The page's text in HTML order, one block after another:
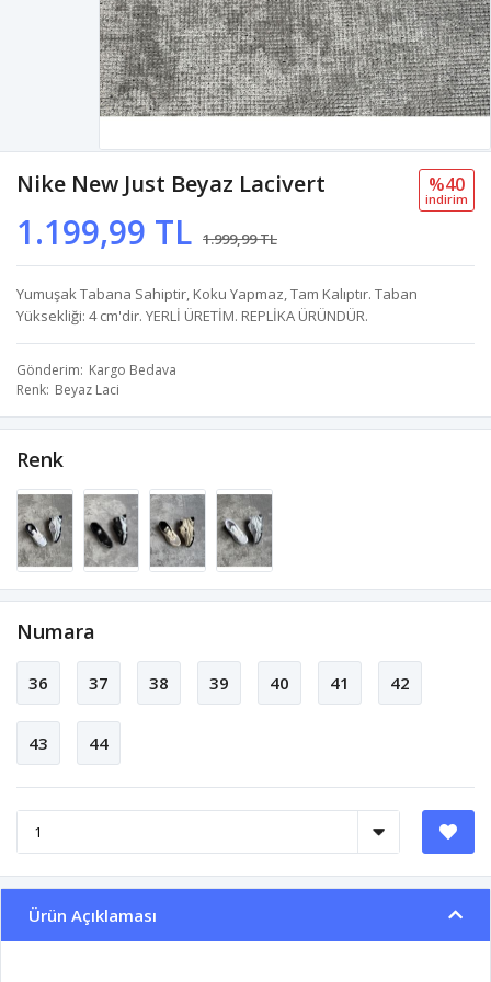
Nike New Just Beyaz Lacivert
1.199,99 TL 1.999,99 TL
%40
i̇ndi̇ri̇m
Yumuşak Tabana Sahiptir, Koku Yapmaz, Tam Kalıptır. Taban
Yüksekliği: 4 cm'dir. YERLİ ÜRETİM. REPLİKA ÜRÜNDÜR.
Gönderim Kargo Bedava
Renk Beyaz Laci
Renk
Numara
36 37 38 39 40 41 42
43 44
Ürün Açıklaması